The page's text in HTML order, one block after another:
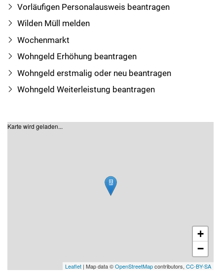
Vorläufigen Personalausweis beantragen
Wilden Müll melden
Wochenmarkt
Wohngeld Erhöhung beantragen
Wohngeld erstmalig oder neu beantragen
Wohngeld Weiterleistung beantragen
Karte wird geladen...
+
−
Leaflet | Map data ©OpenStreetMapcontributors, CC-BY-SA